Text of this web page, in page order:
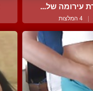
עירומה של...
| 4 המלצות